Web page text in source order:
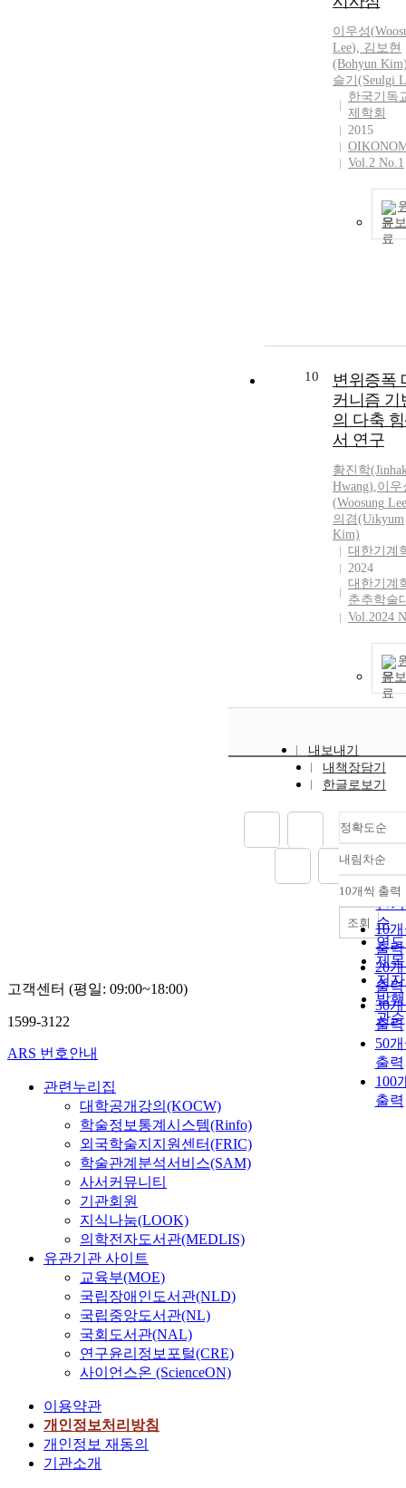
이우성(
Lee), 김보현
(Bohyun
슬기(Seulgi
한국기독
제학회
2015
Vol.2 No.1
문
10
변위증폭
커니즘 기
의 다축
서 연구
황진학
Hwang),이우
(Woosung Lee
의겸(Uikyum
Kim)
대한기계
2024
대한기계
춘추학술
Vol.2024
문
내보내기
내책장담기
한글로보기
정확도순
정
순
인
순
연
제
저
발
관순
내림차순
내
10개씩 출력
10
출력
20
출력
30
출력
50
출력
100
출력
조회
고객센터 (평일: 09:00~18:00)
1599-3122
ARS 번호안내
관련누리집
대학공개강의(KOCW)
학술정보통계시스템(Rinfo)
외국학술지지원센터(FRIC)
학술관계분석서비스(SAM)
사서커뮤니티
기관회원
지식나눔(LOOK)
의학전자도서관(MEDLIS)
유관기관 사이트
교육부(MOE)
국립장애인도서관(NLD)
국립중앙도서관(NL)
국회도서관(NAL)
연구윤리정보포털(CRE)
사이언스온 (ScienceON)
이용약관
개인정보처리방침
개인정보 재동의
기관소개